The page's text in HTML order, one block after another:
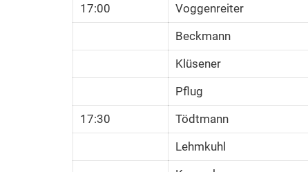
17:00
Voggenreiter
Beckmann
Klüsener
Pflug
17:30
Tödtmann
Lehmkuhl